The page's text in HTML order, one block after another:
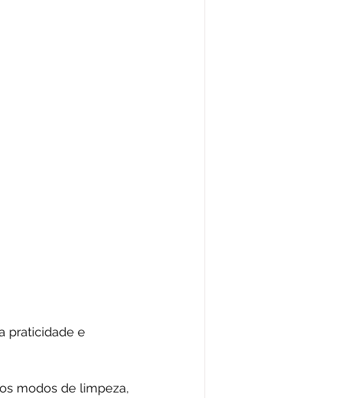
praticidade e
modos de limpeza,